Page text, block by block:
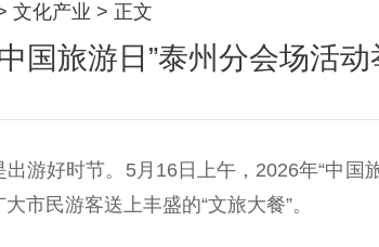
文化产业 > 正文
国旅游日”泰州分会场活
好时节。5月16日上午，2026年“中国
市民游客送上丰盛的“文旅大餐”。